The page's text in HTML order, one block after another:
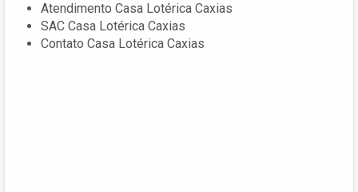
Atendimento Casa Lotérica Caxias
SAC Casa Lotérica Caxias
Contato Casa Lotérica Caxias